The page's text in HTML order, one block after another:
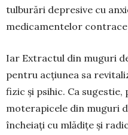
tulburări depresive cu
medicamentelor
Iar Extractul din muguri
pentru ac­țiu­nea sa
fizic și psihic. Ca
moterapicele din muguri
în­che­iați cu mlădițe și